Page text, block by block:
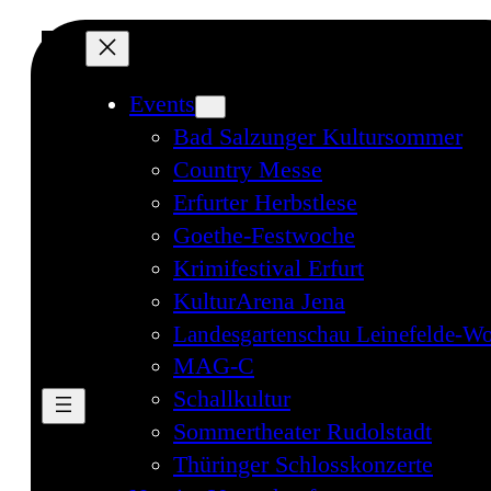
Events
Bad Salzunger Kultursommer
Country Messe
Erfurter Herbstlese
Goethe-Festwoche
Krimifestival Erfurt
KulturArena Jena
Landesgartenschau Leinefelde-
MAG-C
Schallkultur
Sommertheater Rudolstadt
Thüringer Schlosskonzerte